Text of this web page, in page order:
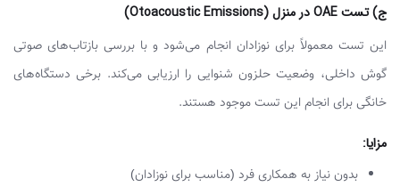
​ج) تست OAE در منزل (Otoacoustic Emissions)
این تست معمولاً برای نوزادان انجام می‌شود و با بررسی بازتاب‌های صوتی
گوش داخلی، وضعیت حلزون شنوایی را ارزیابی می‌کند. برخی دستگاه‌های
خانگی برای انجام این تست موجود هستند.
مزایا:
بدون نیاز به همکاری فرد (مناسب برای نوزادان)